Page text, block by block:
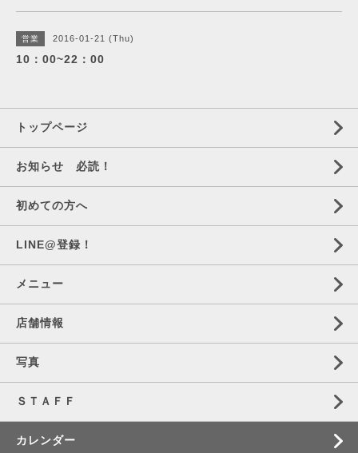
営業 2016-01-21 (Thu)
10：00~22：00
トップページ
お知らせ 必読！
初めての方へ
LINE@登録！
メニュー
店舗情報
写真
ＳＴＡＦＦ
カレンダー